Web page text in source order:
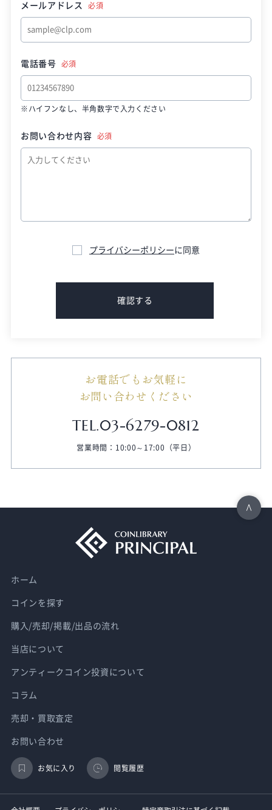
メールアドレス 必須
電話番号 必須
※ハイフンなし、半角数字で入力ください
お問い合わせ内容 必須
プライバシーポリシーに同意
お電話でもお気軽に
お問い合わせください
TEL.03-6279-0812
営業時間：10:00～17:00（平日）
ホーム
コインを探す
購入/売却/掲載/出品の流れ
当店について
アンティークコイン投資について
コラム
売却・買取査定
お問い合わせ
お気に入り 閲覧履歴